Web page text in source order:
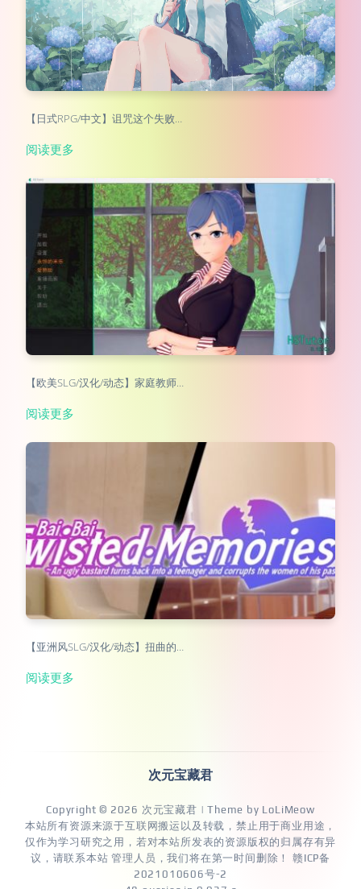
【日式RPG/中文】诅咒这个失败…
阅读更多
【欧美SLG/汉化/动态】家庭教师…
阅读更多
【亚洲风SLG/汉化/动态】扭曲的…
阅读更多
次元宝藏君
Copyright © 2026 次元宝藏君 | Theme by LoLiMeow
本站所有资源来源于互联网搬运以及转载，禁止用于商业用途，
仅作为学习研究之用，若对本站所发表的资源版权的归属存有异
议，请联系本站 管理人员，我们将在第一时间删除！ 赣ICP备
2021010606号-2